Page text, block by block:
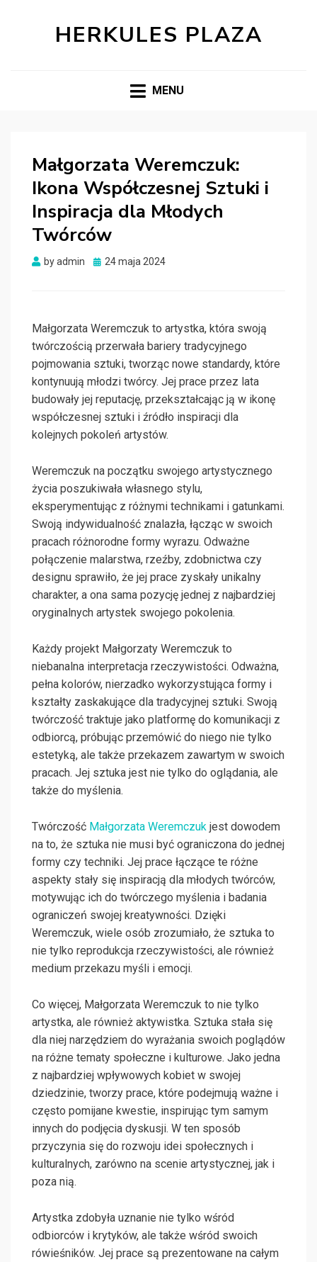
HERKULES PLAZA
MENU
Małgorzata Weremczuk:
Ikona Współczesnej Sztuki i
Inspiracja dla Młodych
Twórców
byadmin
Posted
24 maja 2024
Małgorzata Weremczuk to artystka, która swoją
twórczością przerwała bariery tradycyjnego
pojmowania sztuki, tworząc nowe standardy, które
kontynuują młodzi twórcy. Jej prace przez lata
budowały jej reputację, przekształcając ją w ikonę
współczesnej sztuki i źródło inspiracji dla
kolejnych pokoleń artystów.
Weremczuk na początku swojego artystycznego
życia poszukiwała własnego stylu,
eksperymentując z różnymi technikami i gatunkami.
Swoją indywidualność znalazła, łącząc w swoich
pracach różnorodne formy wyrazu. Odważne
połączenie malarstwa, rzeźby, zdobnictwa czy
designu sprawiło, że jej prace zyskały unikalny
charakter, a ona sama pozycję jednej z najbardziej
oryginalnych artystek swojego pokolenia.
Każdy projekt Małgorzaty Weremczuk to
niebanalna interpretacja rzeczywistości. Odważna,
pełna kolorów, nierzadko wykorzystująca formy i
kształty zaskakujące dla tradycyjnej sztuki. Swoją
twórczość traktuje jako platformę do komunikacji z
odbiorcą, próbując przemówić do niego nie tylko
estetyką, ale także przekazem zawartym w swoich
pracach. Jej sztuka jest nie tylko do oglądania, ale
także do myślenia.
Twórczość Małgorzata Weremczuk jest dowodem
na to, że sztuka nie musi być ograniczona do jednej
formy czy techniki. Jej prace łączące te różne
aspekty stały się inspiracją dla młodych twórców,
motywując ich do twórczego myślenia i badania
ograniczeń swojej kreatywności. Dzięki
Weremczuk, wiele osób zrozumiało, że sztuka to
nie tylko reprodukcja rzeczywistości, ale również
medium przekazu myśli i emocji.
Co więcej, Małgorzata Weremczuk to nie tylko
artystka, ale również aktywistka. Sztuka stała się
dla niej narzędziem do wyrażania swoich poglądów
na różne tematy społeczne i kulturowe. Jako jedna
z najbardziej wpływowych kobiet w swojej
dziedzinie, tworzy prace, które podejmują ważne i
często pomijane kwestie, inspirując tym samym
innych do podjęcia dyskusji. W ten sposób
przyczynia się do rozwoju idei społecznych i
kulturalnych, zarówno na scenie artystycznej, jak i
poza nią.
Artystka zdobyła uznanie nie tylko wśród
odbiorców i krytyków, ale także wśród swoich
rówieśników. Jej prace są prezentowane na całym